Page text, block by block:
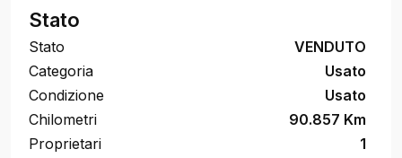
Stato
Stato
VENDUTO
Categoria
Usato
Condizione
Usato
Chilometri
90.857 Km
Proprietari
1